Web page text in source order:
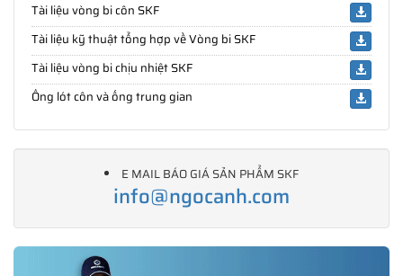
Tài liệu vòng bi côn SKF
Tài liệu kỹ thuật tổng hợp về Vòng bi SKF
Tài liệu vòng bi chịu nhiệt SKF
Ống lót côn và ống trung gian
E MAIL BÁO GIÁ SẢN PHẨM SKF
info@ngocanh.com